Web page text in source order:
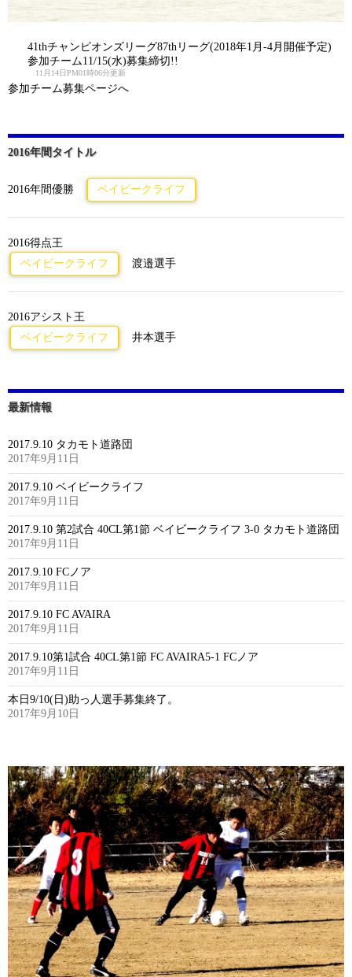
41thチャンピオンズリーグ87thリーグ(2018年1月-4月開催予定)
参加チーム11/15(水)募集締切!!
11月14日PM01時06分更新
参加チーム募集ページへ
2016年間タイトル
2016年間優勝 ベイビークライフ
2016得点王
ベイビークライフ
渡邉選手
2016アシスト王
ベイビークライフ
井本選手
最新情報
2017.9.10 タカモト道路団
2017年9月11日
2017.9.10 ベイビークライフ
2017年9月11日
2017.9.10 第2試合 40CL第1節 ベイビークライフ 3-0 タカモト道路団
2017年9月11日
2017.9.10 FCノア
2017年9月11日
2017.9.10 FC AVAIRA
2017年9月11日
2017.9.10第1試合 40CL第1節 FC AVAIRA5-1 FCノア
2017年9月11日
本日9/10(日)助っ人選手募集終了。
2017年9月10日